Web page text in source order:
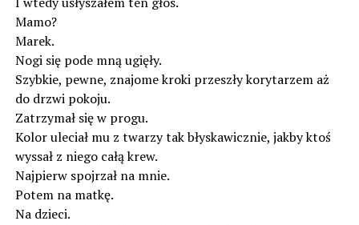
Mamo?
Marek.
Nogi się pode mną ugięły.
Szybkie, pewne, znajome kroki przeszły korytarzem aż
do drzwi pokoju.
Zatrzymał się w progu.
Kolor uleciał mu z twarzy tak błyskawicznie, jakby ktoś
wyssał z niego całą krew.
Najpierw spojrzał na mnie.
Potem na matkę.
Na dzieci.